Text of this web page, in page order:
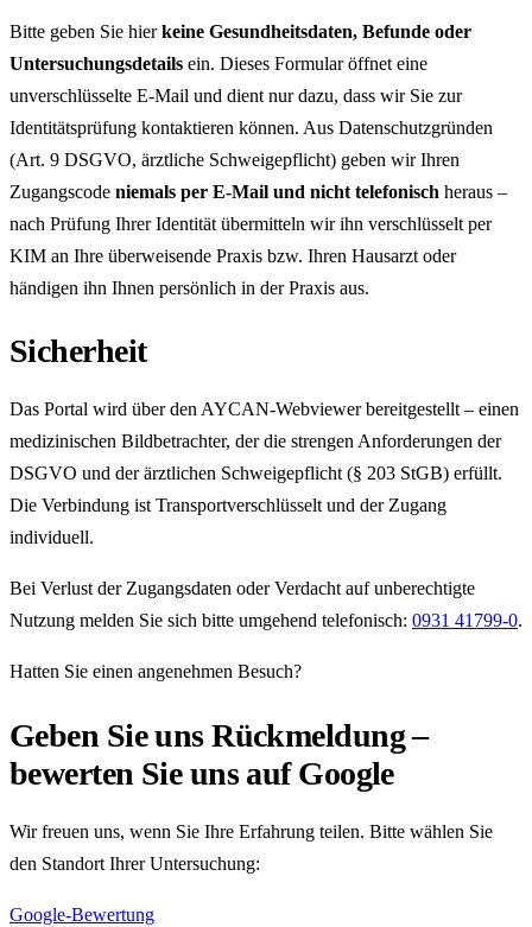
Bitte geben Sie hierkeine Gesundheitsdaten, Befunde oder
Untersuchungsdetails ein. Dieses Formular öffnet eine
unverschlüsselte E-Mail und dient nur dazu, dass wir Sie zur
Identitätsprüfung kontaktieren können. Aus Datenschutzgründen
(Art. 9 DSGVO, ärztliche Schweigepflicht) geben wir Ihren
Zugangscode niemals per E-Mail und nicht telefonisch heraus –
nach Prüfung Ihrer Identität übermitteln wir ihn verschlüsselt per
KIM an Ihre überweisende Praxis bzw. Ihren Hausarzt oder
händigen ihn Ihnen persönlich in der Praxis aus.
Sicherheit
Das Portal wird über den AYCAN-Webviewer bereitgestellt – einen
medizinischen Bildbetrachter, der die strengen Anforderungen der
DSGVO und der ärztlichen Schweigepflicht (§ 203 StGB) erfüllt.
Die Verbindung ist Transport­verschlüsselt und der Zugang
individuell.
Bei Verlust der Zugangsdaten oder Verdacht auf unberechtigte
Nutzung melden Sie sich bitte umgehend telefonisch: 0931 41799-0.
Hatten Sie einen angenehmen Besuch?
Geben Sie uns Rückmeldung –
bewerten Sie uns auf Google
Wir freuen uns, wenn Sie Ihre Erfahrung teilen. Bitte wählen Sie
den Standort Ihrer Untersuchung:
Google-Bewertung